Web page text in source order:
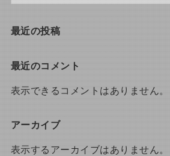
最近の投稿
最近のコメント
表示できるコメントはありません。
アーカイブ
表示するアーカイブはありません。